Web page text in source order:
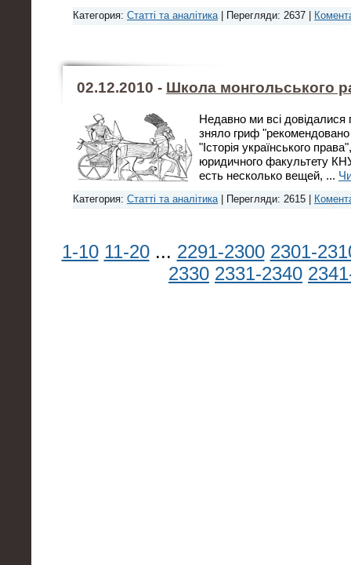
Категория: Статті та аналітика| Перегляди: 2637 |
02.12.2010 - Школа монгольського
Недавно ми всі довідалися
зняло гриф
"Історія українського
юридичного факультету
есть несколько вещей, ...
Категория: Статті та аналітика| Перегляди: 2615 |
1-10 11-20 ... 2291-2300 2301-
2330 2331-2340